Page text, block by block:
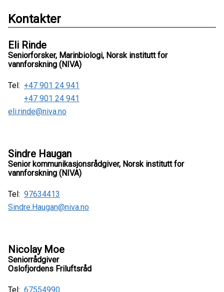
Kontakter
Eli Rinde
Seniorforsker, Marinbiologi, Norsk institutt for
vannforskning (NIVA)
Tel: +47 901 24 941
+47 901 24 941
eli.rinde@niva.no
Sindre Haugan
Senior kommunikasjonsrådgiver, Norsk institutt for
vannforskning (NIVA)
Tel: 97634413
Sindre.Haugan@niva.no
Nicolay Moe
Seniorrådgiver
Oslofjordens Friluftsråd
Tel: 67554990